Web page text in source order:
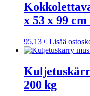
x 53 x 99
95,13 € Lisää
200 kg